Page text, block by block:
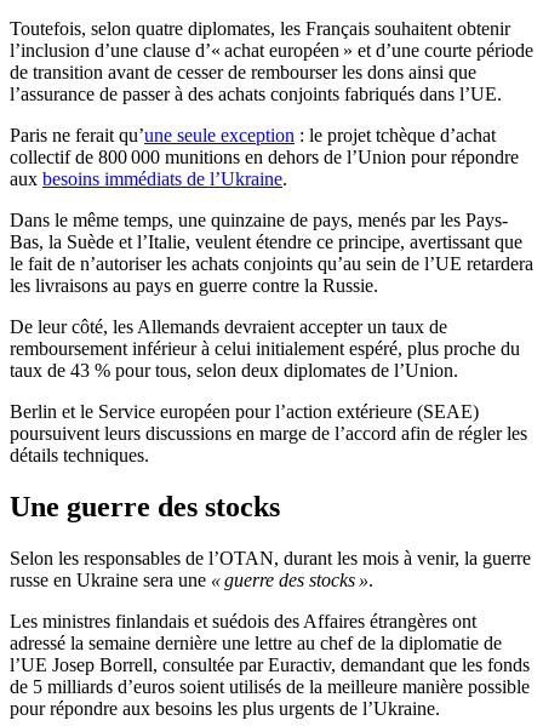
Toutefois, selon quatre diplomates, les Français souhaitent obtenir
l’inclusion d’une clause d’« achat européen » et d’une courte période
de transition avant de cesser de rembourser les dons ainsi que
l’assurance de passer à des achats conjoints fabriqués dans l’UE.
Paris ne ferait qu’une seule exception : le projet tchèque d’achat
collectif de 800 000 munitions en dehors de l’Union pour répondre
aux besoins immédiats de l’Ukraine.
Dans le même temps, une quinzaine de pays, menés par les Pays-
Bas, la Suède et l’Italie, veulent étendre ce principe, avertissant que
le fait de n’autoriser les achats conjoints qu’au sein de l’UE retardera
les livraisons au pays en guerre contre la Russie.
De leur côté, les Allemands devraient accepter un taux de
remboursement inférieur à celui initialement espéré, plus proche du
taux de 43 % pour tous, selon deux diplomates de l’Union.
Berlin et le Service européen pour l’action extérieure (SEAE)
poursuivent leurs discussions en marge de l’accord afin de régler les
détails techniques.
Une guerre des stocks
Selon les responsables de l’OTAN, durant les mois à venir, la guerre
russe en Ukraine sera une « guerre des stocks ».
Les ministres finlandais et suédois des Affaires étrangères ont
adressé la semaine dernière une lettre au chef de la diplomatie de
l’UE Josep Borrell, consultée par Euractiv, demandant que les fonds
de 5 milliards d’euros soient utilisés de la meilleure manière possible
pour répondre aux besoins les plus urgents de l’Ukraine.